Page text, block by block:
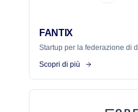
FANTIX
Startup per la federazione di
Scopri di più